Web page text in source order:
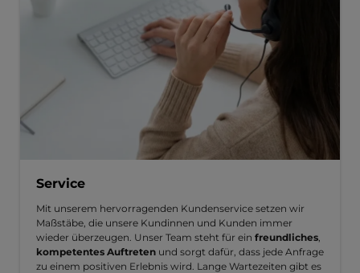
Service
Mit unserem hervorragenden Kundenservice setzen wir
Maßstäbe, die unsere Kundinnen und Kunden immer
wieder überzeugen. Unser Team steht für ein freundliches
kompetentes Auftreten und sorgt dafür, dass jede Anfrage
zu einem positiven Erlebnis wird. Lange Wartezeiten gibt es